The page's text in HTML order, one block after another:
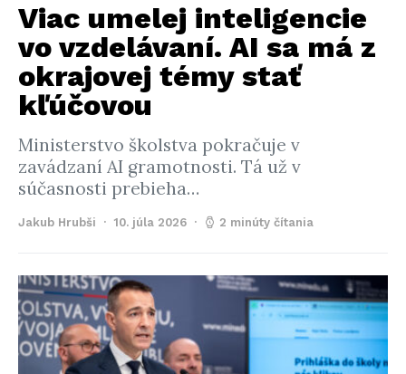
Viac umelej inteligencie
vo vzdelávaní. AI sa má z
okrajovej témy stať
kľúčovou
Ministerstvo školstva pokračuje v
zavádzaní AI gramotnosti. Tá už v
súčasnosti prebieha…
Jakub Hrubši 10. júla 2026 2 minúty čítania